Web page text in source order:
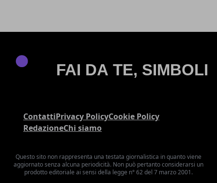
ContattiPrivacy PolicyCookie Policy
RedazioneChi siamo
Questo sito non rappresenta una testata giornalistica in quanto viene
aggiornato senza alcuna periodicità. Non può pertanto considerarsi un
prodotto editoriale ai sensi della legge n° 62 del 7 marzo 2001.